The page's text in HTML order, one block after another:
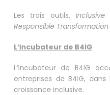
Les trois outils,Inclusive
Responsible
L’Incubateur de B4IG
L’Incubateur de B4IG
entreprises de B4IG,
croissance inclusive.